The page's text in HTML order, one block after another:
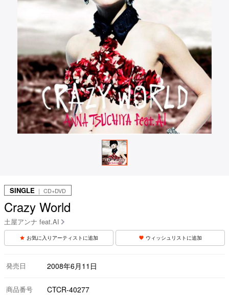
SINGLE ｜ CD+DVD
Crazy World
土屋アンナ feat.AI
お気に入りアーティストに追加 ウィッシュリストに追加
発売日 2008年6月11日
商品番号 CTCR-40277